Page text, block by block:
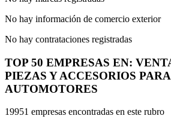
No hay información de comercio exterior
No hay contrataciones registradas
TOP 50 EMPRESAS EN:
PIEZAS Y ACCESORIOS
AUTOMOTORES
19951 empresas encontradas en este rubro